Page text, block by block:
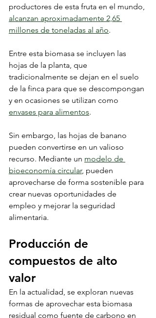
productores de esta fruta en el mundo,
alcanzan aproximadamente 2,65
millones de toneladas al año.
Entre esta biomasa se incluyen las
hojas de la planta, que
tradicionalmente se dejan en el suelo
de la finca para que se descompongan
y en ocasiones se utilizan como
envases para alimentos.
Sin embargo, las hojas de banano
pueden convertirse en un valioso
recurso. Mediante un modelo de
bioeconomía circular, pueden
aprovecharse de forma sostenible para
crear nuevas oportunidades de
empleo y mejorar la seguridad
alimentaria.
Producción de
compuestos de alto
valor
En la actualidad, se exploran nuevas
formas de aprovechar esta biomasa
residual como fuente de carbono en